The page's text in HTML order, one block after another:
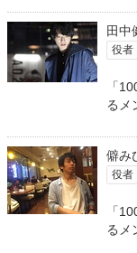
田中
役者
「
るメ
僻み
役者
「
るメ